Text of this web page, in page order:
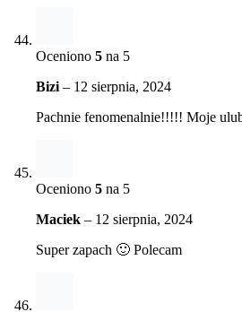
Oceniono 5 na 5
Bizi – 12 sierpnia, 2024
Pachnie fenomenalnie!!!!! Moje
Oceniono 5 na 5
Maciek – 12 sierpnia, 2024
Super zapach 🙂 Polecam